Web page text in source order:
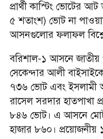
প্রার্থী কাস্টিং ভোটের
৫ শতাংশ) ভোট না পাওয়ায়
আসনগুলোর ফলাফল
বরিশাল-১ আসনে জাতীয়
সেকেন্দার আলী
৭৩৬ ভোট এবং ইসলামী
রাসেল সরদার হাতপাখা
৮৪৬ ভোট। এ আসনে
হাজার ৮৬০।